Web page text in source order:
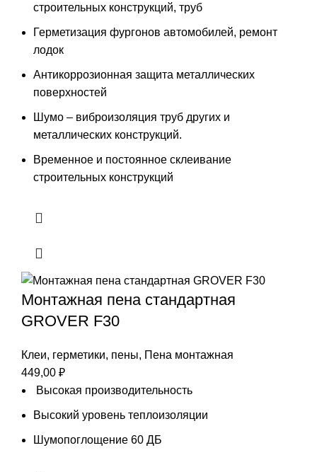
строительных конструкций, труб
Герметизация фургонов автомобилей, ремонт
лодок
Антикоррозионная защита металлических
поверхностей
Шумо – виброизоляция труб других и
металлических конструкций.
Временное и постоянное склеивание
строительных конструкций
Монтажная пена стандартная
GROVER F30
Клеи, герметики, пены, Пена монтажная
449,00 ₽
Высокая производительность
Высокий уровень теплоизоляции
Шумопоглощение 60 ДБ